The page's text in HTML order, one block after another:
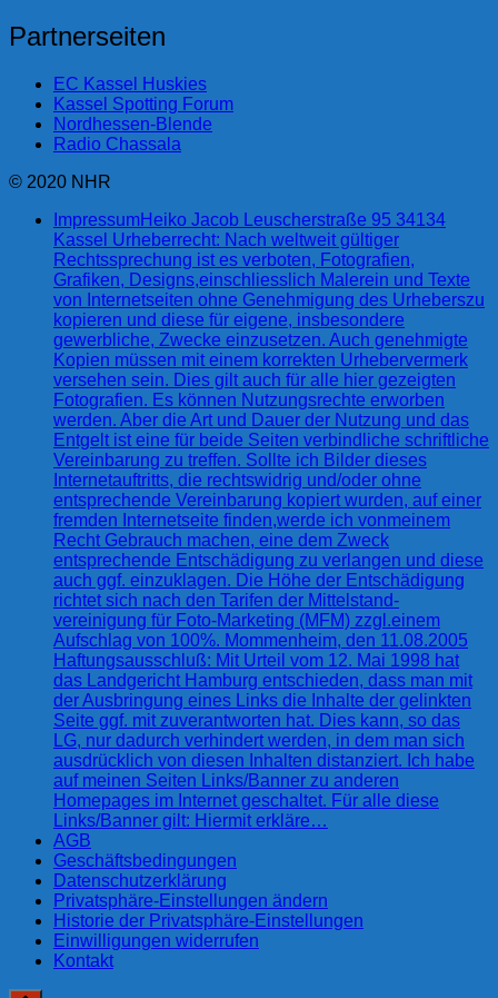
Partnerseiten
EC Kassel Huskies
Kassel Spotting Forum
Nordhessen-Blende
Radio Chassala
© 2020 NHR
ImpressumHeiko Jacob Leuscherstraße 95 34134
Kassel Urheberrecht: Nach weltweit gültiger
Rechtssprechung ist es verboten, Fotografien,
Grafiken, Designs,einschliesslich Malerein und Texte
von Internetseiten ohne Genehmigung des Urheberszu
kopieren und diese für eigene, insbesondere
gewerbliche, Zwecke einzusetzen. Auch genehmigte
Kopien müssen mit einem korrekten Urhebervermerk
versehen sein. Dies gilt auch für alle hier gezeigten
Fotografien. Es können Nutzungsrechte erworben
werden. Aber die Art und Dauer der Nutzung und das
Entgelt ist eine für beide Seiten verbindliche schriftliche
Vereinbarung zu treffen. Sollte ich Bilder dieses
Internetauftritts, die rechtswidrig und/oder ohne
entsprechende Vereinbarung kopiert wurden, auf einer
fremden Internetseite finden,werde ich vonmeinem
Recht Gebrauch machen, eine dem Zweck
entsprechende Entschädigung zu verlangen und diese
auch ggf. einzuklagen. Die Höhe der Entschädigung
richtet sich nach den Tarifen der Mittelstand-
vereinigung für Foto-Marketing (MFM) zzgl.einem
Aufschlag von 100%. Mommenheim, den 11.08.2005
Haftungsausschluß: Mit Urteil vom 12. Mai 1998 hat
das Landgericht Hamburg entschieden, dass man mit
der Ausbringung eines Links die Inhalte der gelinkten
Seite ggf. mit zuverantworten hat. Dies kann, so das
LG, nur dadurch verhindert werden, in dem man sich
ausdrücklich von diesen Inhalten distanziert. Ich habe
auf meinen Seiten Links/Banner zu anderen
Homepages im Internet geschaltet. Für alle diese
Links/Banner gilt: Hiermit erkläre…
AGB
Geschäftsbedingungen
Datenschutzerklärung
Privatsphäre-Einstellungen ändern
Historie der Privatsphäre-Einstellungen
Einwilligungen widerrufen
Kontakt